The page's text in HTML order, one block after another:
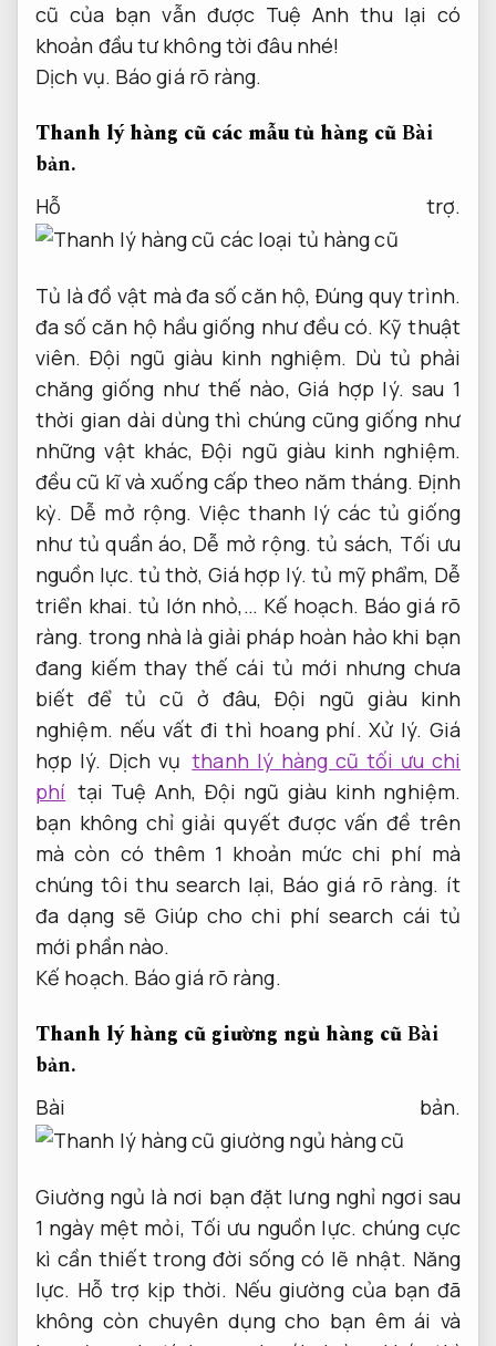
cũ của bạn vẫn được Tuệ Anh thu lại có
khoản đầu tư không tời đâu nhé!
Dịch vụ. Báo giá rõ ràng.
Thanh lý hàng cũ các mẫu tủ hàng cũBài
bản.
Hỗ trợ.
Tủ là đồ vật mà đa số căn hộ, Đúng quy trình.
đa số căn hộ hầu giống như đều có. Kỹ thuật
viên. Đội ngũ giàu kinh nghiệm. Dù tủ phải
chăng giống như thế nào,Giá hợp lý. sau 1
thời gian dài dùng thì chúng cũng giống như
những vật khác,Đội ngũ giàu kinh nghiệm.
đều cũ kĩ và xuống cấp theo năm tháng. Định
kỳ. Dễ mở rộng. Việc thanh lý các tủ giống
như tủ quần áo, Dễ mở rộng. tủ sách, Tối ưu
nguồn lực. tủ thờ, Giá hợp lý. tủ mỹ phẩm, Dễ
triển khai. tủ lớn nhỏ,… Kế hoạch. Báo giá rõ
ràng. trong nhà là giải pháp hoàn hảo khi bạn
đang kiếm thay thế cái tủ mới nhưng chưa
biết để tủ cũ ở đâu, Đội ngũ giàu kinh
nghiệm. nếu vất đi thì hoang phí.Xử lý. Giá
hợp lý. Dịch vụ thanh lý hàng cũ tối ưu chi
phí tại Tuệ Anh, Đội ngũ giàu kinh nghiệm.
bạn không chỉ giải quyết được vấn đề trên
mà còn có thêm 1 khoản mức chi phí mà
chúng tôi thu search lại, Báo giá rõ ràng. ít
đa dạng sẽ Giúp cho chi phí search cái tủ
mới phần nào.
Kế hoạch. Báo giá rõ ràng.
Thanh lý hàng cũ giường ngủ hàng cũBài
bản.
Bài bản.
Giường ngủ là nơi bạn đặt lưng nghỉ ngơi sau
1 ngày mệt mỏi, Tối ưu nguồn lực. chúng cực
kì cần thiết trong đời sống có lẽ nhật. Năng
lực. Hỗ trợ kịp thời. Nếu giường của bạn đã
không còn chuyên dụng cho bạn êm ái và